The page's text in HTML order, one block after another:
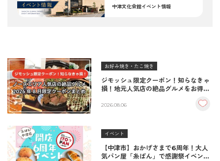
中津文化会館イベント情報
お好み焼き・たこ焼き
ジモッシュ限定クーポン！知らなきゃ
損！地元人気店の絶品グルメをお得に
2026.08.06
イベント
【中津市】おかげさまで6周年！大人
気パン屋「糸ぱん」で感謝祭イベント